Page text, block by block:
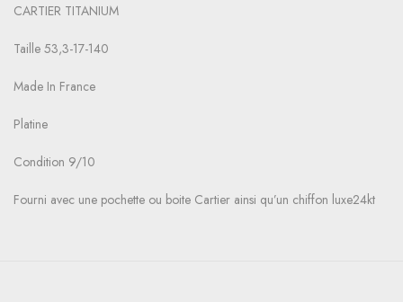
CARTIER TITANIUM
Taille 53,3-17-140
Made In France
Platine
Condition 9/10
Fourni avec une pochette ou boite Cartier ainsi qu’un chiffon luxe24kt